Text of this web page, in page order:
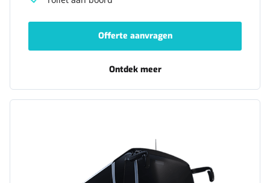
Offerte aanvragen-
Ontdek meer-
autocar
(medium